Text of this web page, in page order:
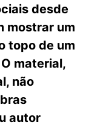
desde
mostrar um
topo de um
material,
não
autor